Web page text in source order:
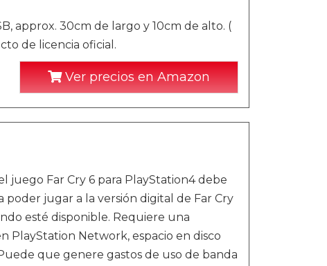
approx. 30cm de largo y 10cm de alto. (
de licencia oficial.
Ver precios en Amazon
juego Far Cry 6 para PlayStation4 debe
jugar a la versión digital de Far Cry
esté disponible. Requiere una
PlayStation Network, espacio en disco
que genere gastos de uso de banda